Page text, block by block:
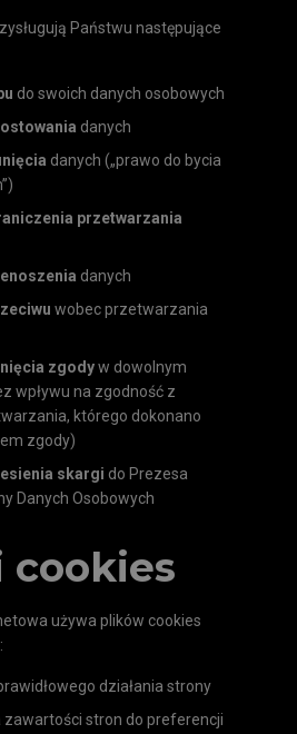
Państwu następujące
do swoich danych osobowych
danych
danych („prawo do bycia
przetwarzania
danych
wobec przetwarzania
zgodyw dowolnym
wpływu na zgodność z
którego dokonano
zgody)
skargi do Prezesa
Danych Osobowych
cookies
używa plików cookies
działania strony
zawartości stron do preferencji